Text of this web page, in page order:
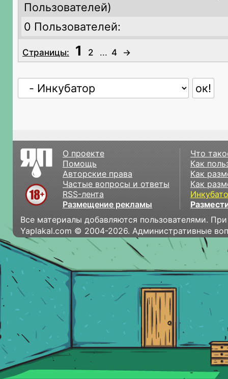
Пользователей)
0 Пользователей:
Страницы: 1 2 ... 4 →
О проекте
Помощь
Авторские права
Частые вопросы и ответы
RSS-лента
Размещение рекламы
Что
Как
Как
Как
Все материалы добавляются пользователями.
Yaplakal.com © 2004-2026. Административные